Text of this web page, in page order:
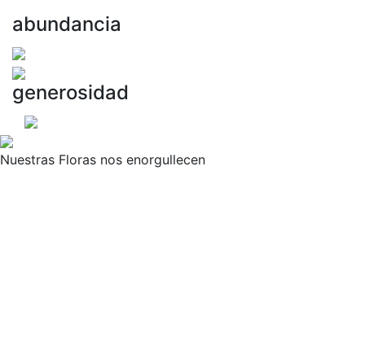
abundancia
generosidad
Nuestras Floras nos enorgullecen